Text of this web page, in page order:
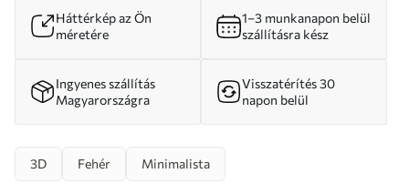
Háttérkép az Ön
méretére
1–3 munkanapon belül
szállításra kész
Ingyenes szállítás
Magyarországra
Visszatérítés 30
napon belül
3D Fehér Minimalista